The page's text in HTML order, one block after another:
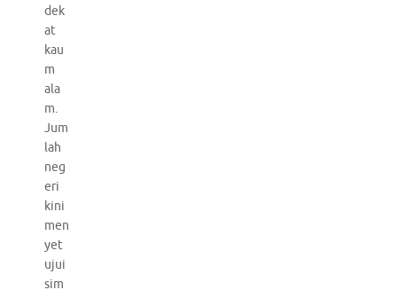
dek
at
kau
m
ala
m.
Jum
lah
neg
eri
kini
men
yet
ujui
sim